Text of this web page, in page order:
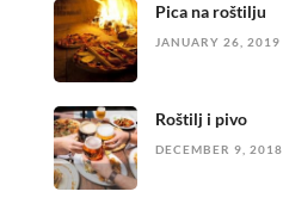
Pica na roštilju
JANUARY 26, 2019
Roštilj i pivo
DECEMBER 9, 2018